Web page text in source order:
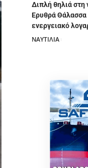
Διπλή θηλιά στη
Ερυθρά Θάλασσα
ενεργειακό
ΝΑΥΤΙΛΙΑ